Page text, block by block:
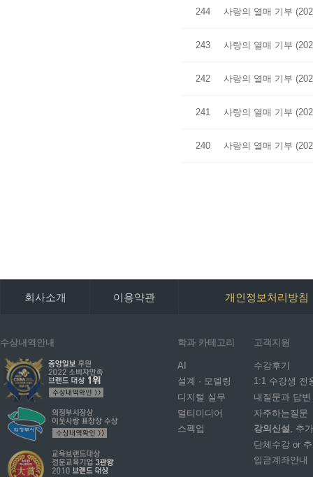
244 사랑의 열매 기부
243 사랑의 열매 기부
242 사랑의 열매 기부
241 사랑의 열매 기부
240 사랑의 열매 기부
회사소개 이용약관 개인정보처리방침
수상내역안내 학과 카테고리
AI
설계 · 모델링
디지털 실무
멀티미디어
스펙업
고객지원
수강후기
1:1 수강생 전
내질문과 답변
자주하는질문
강의신설 , 추
단체수강 or
입금계좌안내